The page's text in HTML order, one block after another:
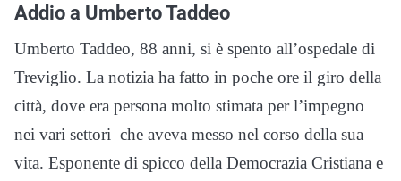
Addio a Umberto Taddeo
Umberto Taddeo, 88 anni, si è spento all’ospedale di
Treviglio. La notizia ha fatto in poche ore il giro della
città, dove era persona molto stimata per l’impegno
nei vari settori che aveva messo nel corso della sua
vita. Esponente di spicco della Democrazia Cristiana e